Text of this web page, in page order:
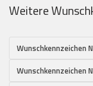
Weitere
Wunschkennzeichen
Wunschkennzeichen